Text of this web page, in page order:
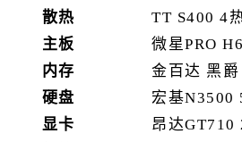
散热
TT S400 4
主板
微星PRO
内存
金百达 黑
硬盘
宏基N3500
显卡
昂达GT710